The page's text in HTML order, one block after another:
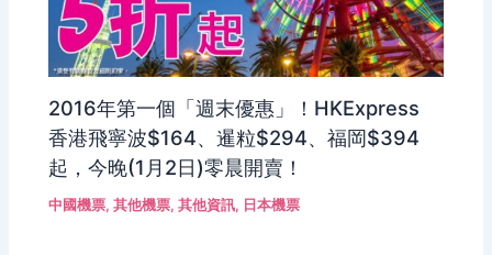
2016年第一個「週末優惠」！HKExpress
香港飛寧波$164、暹粒$294、福岡$394
起，今晚(1月2日)零晨開賣！
中國機票,其他機票,其他資訊, 日本機票